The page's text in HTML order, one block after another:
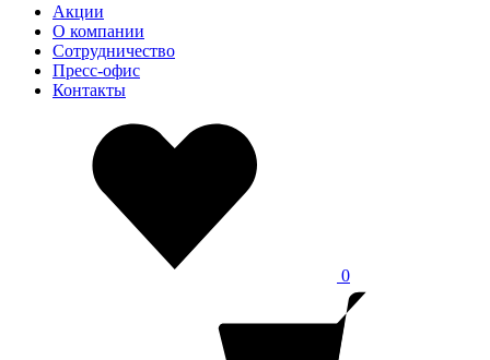
Акции
О компании
Сотрудничество
Пресс-офис
Контакты
0